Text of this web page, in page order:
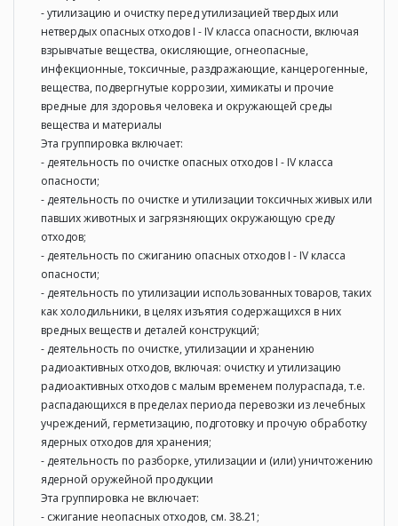
- утилизацию и очистку перед утилизацией твердых или
нетвердых опасных отходов I - IV класса опасности, включая
взрывчатые вещества, окисляющие, огнеопасные,
инфекционные, токсичные, раздражающие, канцерогенные,
вещества, подвергнутые коррозии, химикаты и прочие
вредные для здоровья человека и окружающей среды
вещества и материалы
Эта группировка включает:
- деятельность по очистке опасных отходов I - IV класса
опасности;
- деятельность по очистке и утилизации токсичных живых или
павших животных и загрязняющих окружающую среду
отходов;
- деятельность по сжиганию опасных отходов I - IV класса
опасности;
- деятельность по утилизации использованных товаров, таких
как холодильники, в целях изъятия содержащихся в них
вредных веществ и деталей конструкций;
- деятельность по очистке, утилизации и хранению
радиоактивных отходов, включая: очистку и утилизацию
радиоактивных отходов с малым временем полураспада, т.е.
распадающихся в пределах периода перевозки из лечебных
учреждений, герметизацию, подготовку и прочую обработку
ядерных отходов для хранения;
- деятельность по разборке, утилизации и (или) уничтожению
ядерной оружейной продукции
Эта группировка не включает:
- сжигание неопасных отходов, см. 38.21;